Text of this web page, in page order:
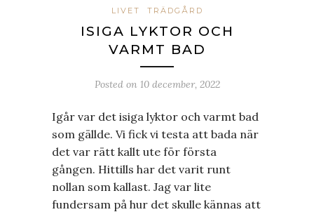
LIVET TRÄDGÅRD
ISIGA LYKTOR OCH
VARMT BAD
Posted on 10 december, 2022
Igår var det isiga lyktor och varmt bad
som gällde. Vi fick vi testa att bada när
det var rätt kallt ute för första
gången. Hittills har det varit runt
nollan som kallast. Jag var lite
fundersam på hur det skulle kännas att